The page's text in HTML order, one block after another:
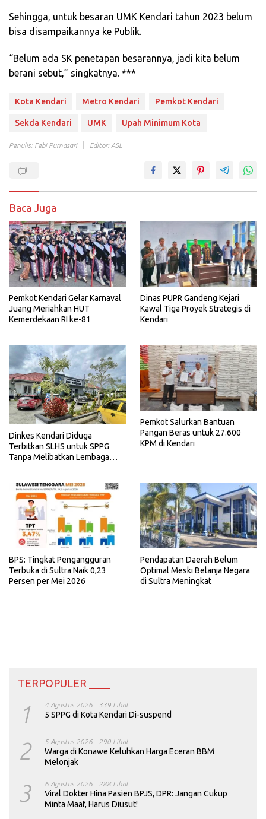
Sehingga, untuk besaran UMK Kendari tahun 2023 belum
bisa disampaikannya ke Publik.
“Belum ada SK penetapan besarannya, jadi kita belum
berani sebut,” singkatnya. ***
Kota Kendari Metro Kendari Pemkot Kendari
Sekda Kendari UMK Upah Minimum Kota
Penulis: Febi Purnasari Editor: ASL
Baca Juga
Pemkot Kendari Gelar Karnaval
Juang Meriahkan HUT
Kemerdekaan RI ke-81
Dinas PUPR Gandeng Kejari
Kawal Tiga Proyek Strategis di
Kendari
Dinkes Kendari Diduga
Terbitkan SLHS untuk SPPG
Tanpa Melibatkan Lembaga
Pemkot Salurkan Bantuan
Pangan Beras untuk 27.600
KPM di Kendari
BPS: Tingkat Pengangguran
Terbuka di Sultra Naik 0,23
Persen per Mei 2026
Pendapatan Daerah Belum
Optimal Meski Belanja Negara
di Sultra Meningkat
TERPOPULER ____
1 4 Agustus 2026 339 Lihat
5 SPPG di Kota Kendari Di-suspend
2 5 Agustus 2026 290 Lihat
Warga di Konawe Keluhkan Harga Eceran BBM
Melonjak
3 6 Agustus 2026 288 Lihat
Viral Dokter Hina Pasien BPJS, DPR: Jangan Cukup
Minta Maaf, Harus Diusut!